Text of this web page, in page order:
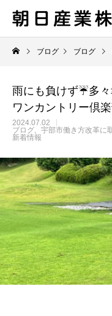
ブログ ブログ
雨にも負けず☔多
ワンカントリー倶
2024.07.02
ブログ
宇部市働き方改革に
新着情報